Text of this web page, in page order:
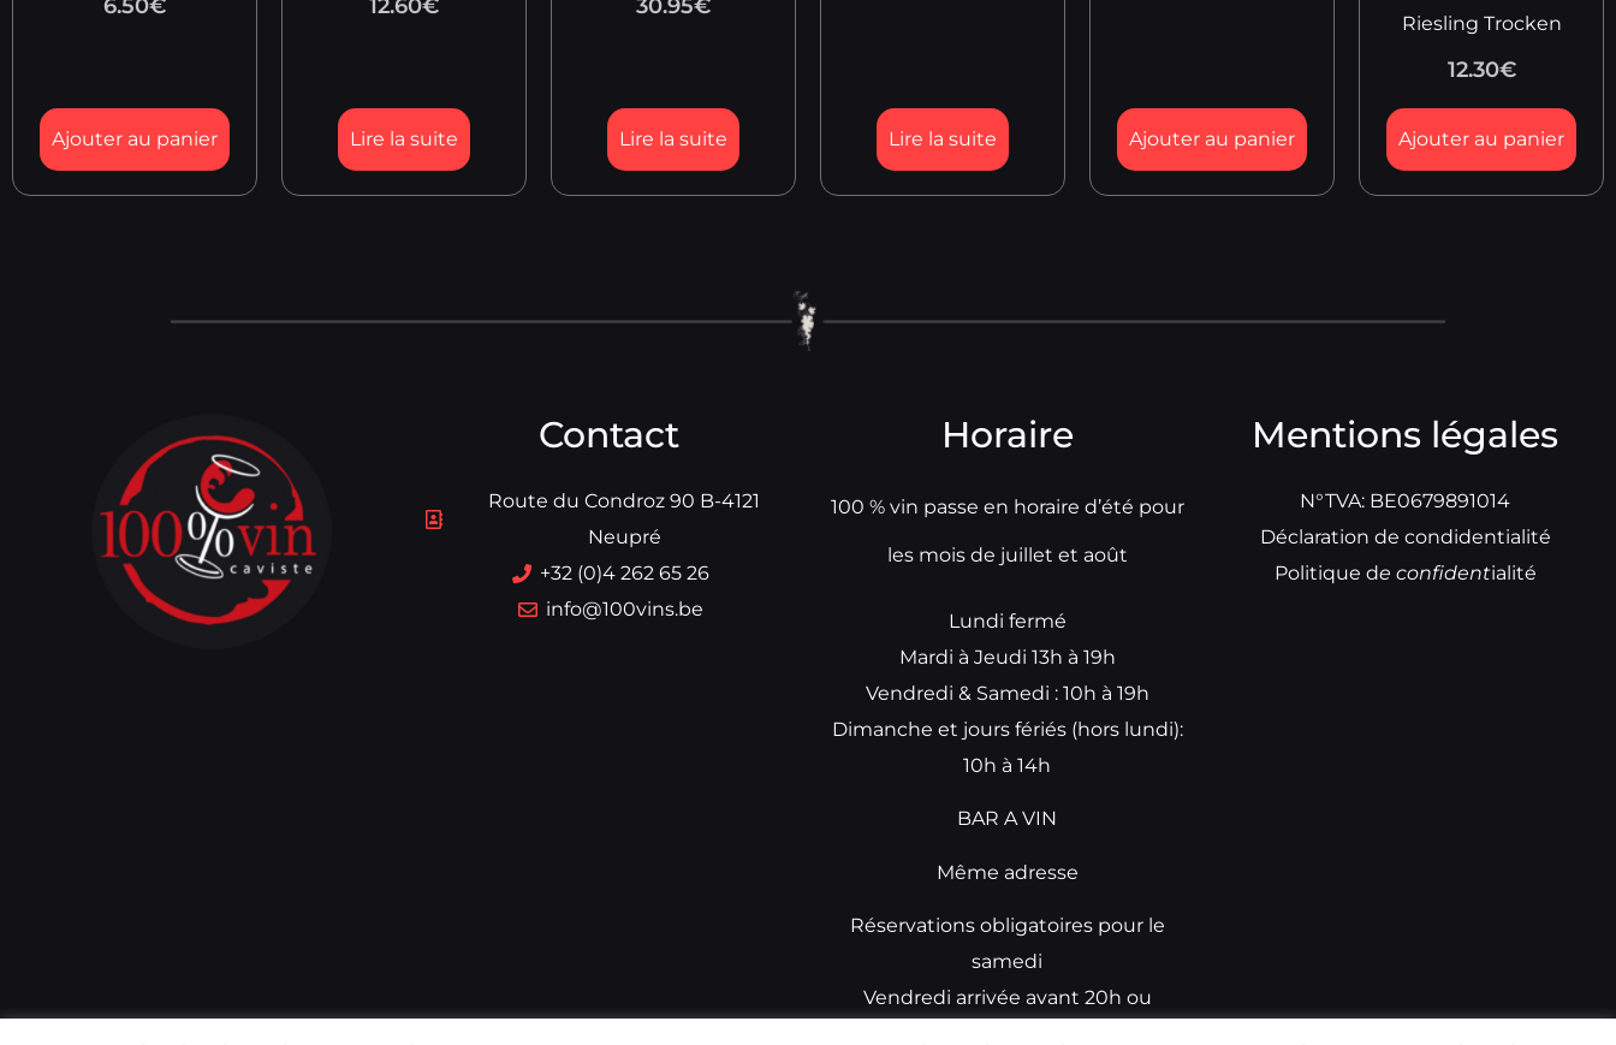
6.50€
Ajouter au panier
12.60€
Lire la suite
30.95€
Lire la suite Lire la suite Ajouter au panier
Riesling Trocken
12.30€
Ajouter au panier
Contact
Route du Condroz 90 B-4121
Neupré
+32 (0)4 262 65 26
info@100vins.be
Horaire
100 % vin passe en horaire d’été pour
les mois de juillet et août
Lundi fermé
Mardi à Jeudi 13h à 19h
Vendredi & Samedi : 10h à 19h
Dimanche et jours fériés (hors lundi):
10h à 14h
BAR A VIN
Même adresse
Réservations obligatoires pour le
samedi
Vendredi arrivée avant 20h ou
Mentions légales
N°TVA: BE0679891014
Déclaration de condidentialité
Politique de confidentialité